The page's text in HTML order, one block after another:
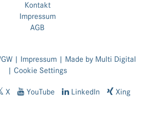
Kontakt
Impressum
AGB
| Impressum| Made by Multi Digital
| Cookie Settings
X YouTube LinkedIn Xing